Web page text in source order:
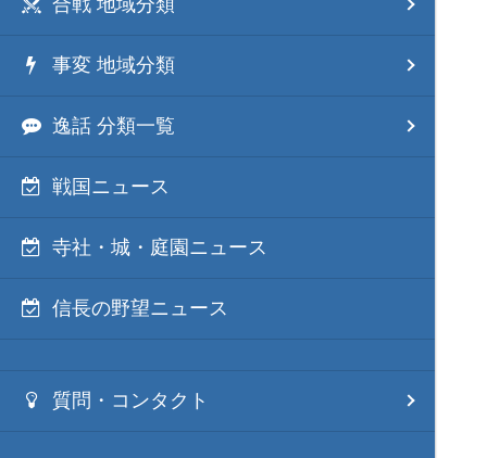
事変 地域分類
逸話 分類一覧
戦国ニュース
寺社・城・庭園ニュース
信長の野望ニュース
質問・コンタクト